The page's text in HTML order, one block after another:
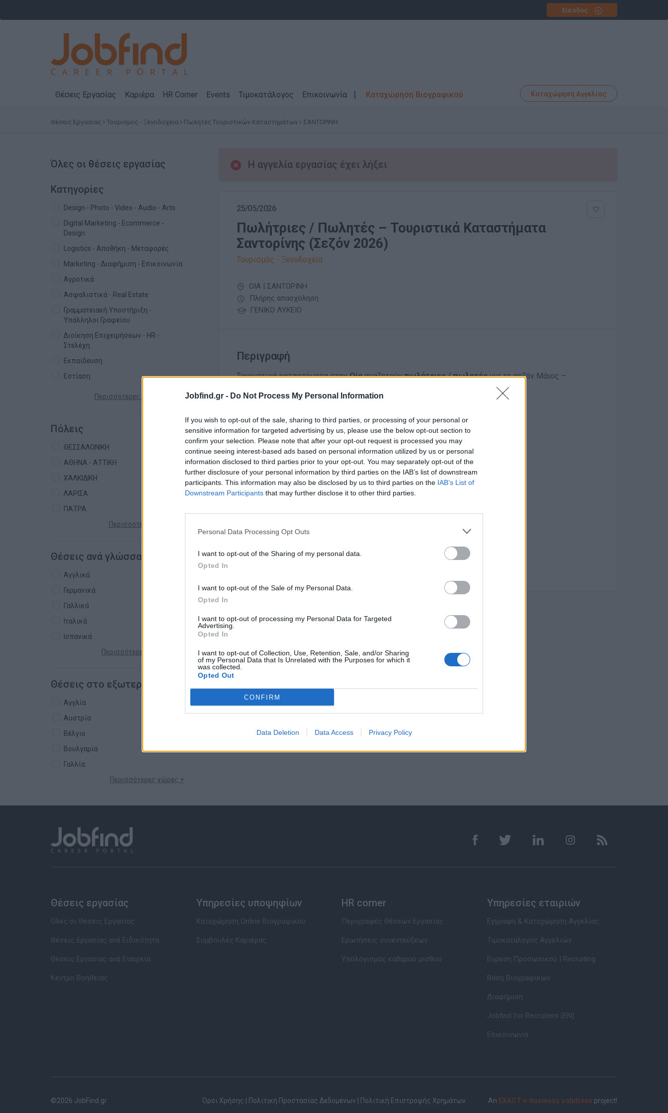
Jobfind.gr - Do Not Process My Personal Information
If you wish to opt-out of the sale, sharing to third parties, or processing of your personal or
sensitive information for targeted advertising by us, please use the below opt-out section to
confirm your selection. Please note that after your opt-out request is processed you may
continue seeing interest-based ads based on personal information utilized by us or personal
information disclosed to third parties prior to your opt-out. You may separately opt-out of the
further disclosure of your personal information by third parties on the IAB’s list of downstream
participants. This information may also be disclosed by us to third parties on the IAB’s List of
Downstream Participants that may further disclose it to other third parties.
Personal Data Processing Opt Outs
I want to opt-out of the Sharing of my personal data.
Opted In
I want to opt-out of the Sale of my Personal Data.
Opted In
I want to opt-out of processing my Personal Data for Targeted
Advertising.
Opted In
I want to opt-out of Collection, Use, Retention, Sale, and/or Sharing
of my Personal Data that Is Unrelated with the Purposes for which it
was collected.
Opted Out
CONFIRM
Data Deletion Data Access Privacy Policy
Είσοδος
Θέσεις Εργασίας Καριέρα HR Corner Events Τιμοκατάλογος Επικοινωνία Καταχώρηση Βιογραφικού Καταχώρηση Αγγελίας
Θέσεις Εργασίας Τουρισμός - Ξενοδοχεία Πωλητές Τουριστικών Καταστημάτων ΣΑΝΤΟΡΙΝΗ
Όλες οι θέσεις εργασίας
Κατηγορίες
Design - Photo - Video - Audio - Arts
Digital Marketing - Ecommerce -
Design
Logistics - Αποθήκη - Μεταφορές
Marketing - Διαφήμιση - Επικοινωνία
Αγροτικά
Ασφαλιστικά - Real Estate
Γραμματειακή Υποστήριξη -
Υπάλληλοι Γραφείου
Διοίκηση Επιχειρήσεων - HR -
Στελέχη
Εκπαίδευση
Εστίαση
Περισσότερες κατηγορίες +
Πόλεις
ΘΕΣΣΑΛΟΝΙΚΗ
ΑΘΗΝΑ - ΑΤΤΙΚΗ
ΧΑΛΚΙΔΙΚΗ
ΛΑΡΙΣΑ
ΠΑΤΡΑ
Περισσότερες πόλεις +
Θέσεις ανά γλώσσα
Αγγλικά
Γερμανικά
Γαλλικά
Ιταλικά
Ισπανικά
Περισσότερες γλώσσες +
Θέσεις στο εξωτερικό
Αγγλία
Αυστρία
Βέλγιο
Βουλγαρία
Γαλλία
Περισσότερες χώρες +
Η αγγελία εργασίας έχει λήξει
25/05/2026
Πωλήτριες / Πωλητές – Τουριστικά Καταστήματα
Σαντορίνης (Σεζόν 2026)
Τουρισμός - Ξενοδοχεία
ΟΙΑ | ΣΑΝΤΟΡΙΝΗ
Πλήρης απασχόληση
ΓΕΝΙΚΟ ΛΥΚΕΙΟ
Περιγραφή
Τουριστικά καταστήματα στηνΟίααναζητούνπωλήτριες / πωλητέςγια τη σεζόν Μάιος –
Καλή γνώση αγγλικών
Προϋπηρεσία σε πωλήσεις ή εξυπηρέτηση πελατών
Ευχάριστη προσωπικότητα και επικοινωνιακές δεξιότητες
Παροχές
Παροχή διαμονής
Bonus επίτευξης στόχων
Θέσεις εργασίας
Όλες οι Θέσεις Εργασίας
Θέσεις Εργασίας ανά Ειδικότητα
Θέσεις Εργασίας ανά Εταιρεία
Κέντρο Βοήθειας
Υπηρεσίες υποψηφίων
Καταχώρηση Online Βιογραφικού
Συμβουλές Καριέρας
HR corner
Περιγραφές Θέσεων Εργασίας
Ερωτήσεις συνεντεύξεων
Υπολογισμός καθαρού μισθού
Υπηρεσίες εταιριών
Εγγραφή & Καταχώρηση Αγγελίας
Τιμοκατάλογος Αγγελιών
Εύρεση Προσωπικού | Recruiting
Βάση Βιογραφικών
Διαφήμιση
Jobfind for Recruiters (EN)
Επικοινωνία
©2026 JobFind.gr Όροι Χρήσης Πολιτική Προστασίας Δεδομένων Πολιτική Επιστροφής Χρημάτων An EXACT e-business solutions project!